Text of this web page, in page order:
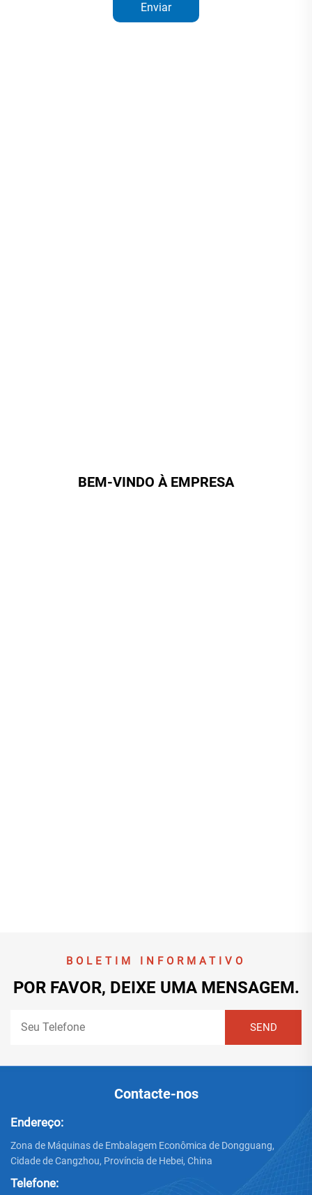
Enviar
BEM-VINDO À EMPRESA
BOLETIM INFORMATIVO
POR FAVOR, DEIXE UMA MENSAGEM.
Contacte-nos
Endereço:
Zona de Máquinas de Embalagem Econômica de Dongguang,
Cidade de Cangzhou, Província de Hebei, China
Telefone: